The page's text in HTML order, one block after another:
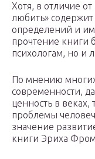
Хотя, в отличие
любить» содержит
определений и
прочтение книги
психологам, но и
По мнению
современности,
ценность в веках,
проблемы
значение
книги Эриха